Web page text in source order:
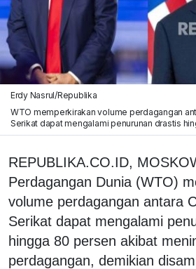
Erdy Nasrul/Republika
WTO memperkirakan volume perdagangan
Serikat dapat mengalami penurunan drastis
REPUBLIKA.CO.ID,
Perdagangan Dunia (WTO)
volume perdagangan antara
Serikat dapat mengalami
hingga 80 persen akibat
perdagangan, demikian